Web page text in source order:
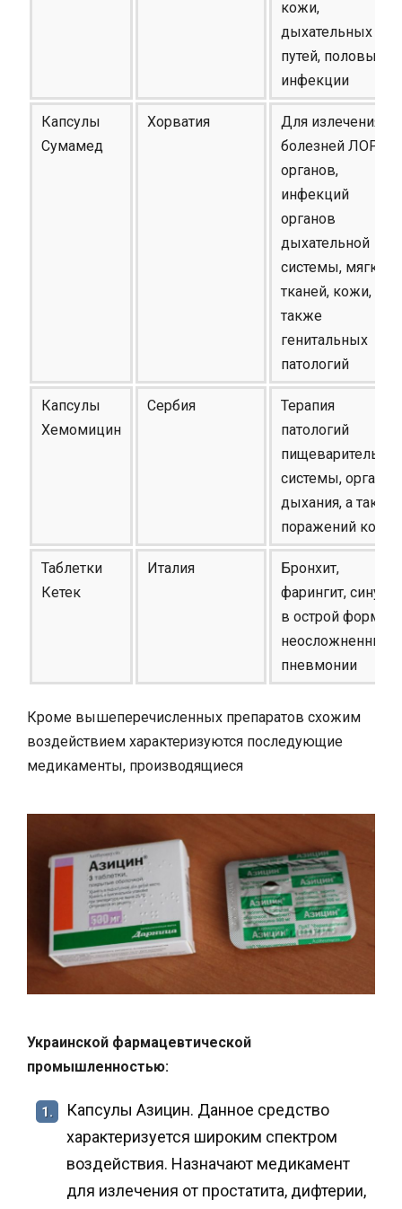
кожи,
дыхательных
путей, половые
инфекции
Капсулы
Сумамед
Хорватия
Для излечения от
болезней ЛОР
органов,
инфекций
органов
дыхательной
системы, мягких
тканей, кожи, а
также
генитальных
патологий
Капсулы
Хемомицин
Сербия
Терапия
патологий
пищеварительной
системы, органов
дыхания, а также
поражений кожи
Таблетки
Кетек
Италия
Бронхит,
фарингит, синусит
в острой форме,
неосложненные
пневмонии
Кроме вышеперечисленных препаратов схожим
воздействием характеризуются последующие
медикаменты, производящиеся
Украинской фармацевтической
промышленностью:
1.
Капсулы Азицин. Данное средство
характеризуется широким спектром
воздействия. Назначают медикамент
для излечения от простатита, дифтерии,